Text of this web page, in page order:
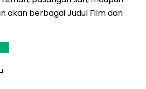
akan berbagai Judul Film dan